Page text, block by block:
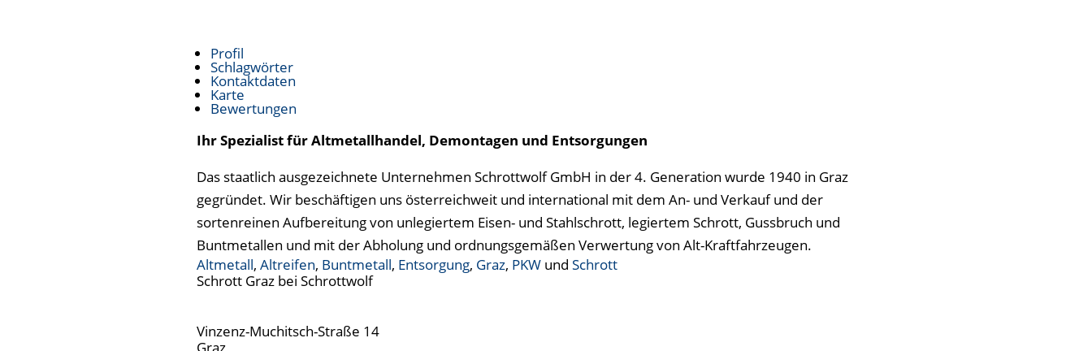
Profil
Schlagwörter
Kontaktdaten
Karte
Bewertungen
Ihr Spezialist für Altmetallhandel, Demontagen und Entsorgungen
Das staatlich ausgezeichnete Unternehmen Schrottwolf GmbH in der 4. Generation wurde 1940 in Graz
gegründet. Wir beschäftigen uns österreichweit und international mit dem An- und Verkauf und der
sortenreinen Aufbereitung von unlegiertem Eisen- und Stahlschrott, legiertem Schrott, Gussbruch und
Buntmetallen und mit der Abholung und ordnungsgemäßen Verwertung von Alt-Kraftfahrzeugen.
Altmetall, Altreifen, Buntmetall, Entsorgung, Graz, PKWund Schrott
Schrott Graz bei Schrottwolf
Vinzenz-Muchitsch-Straße 14